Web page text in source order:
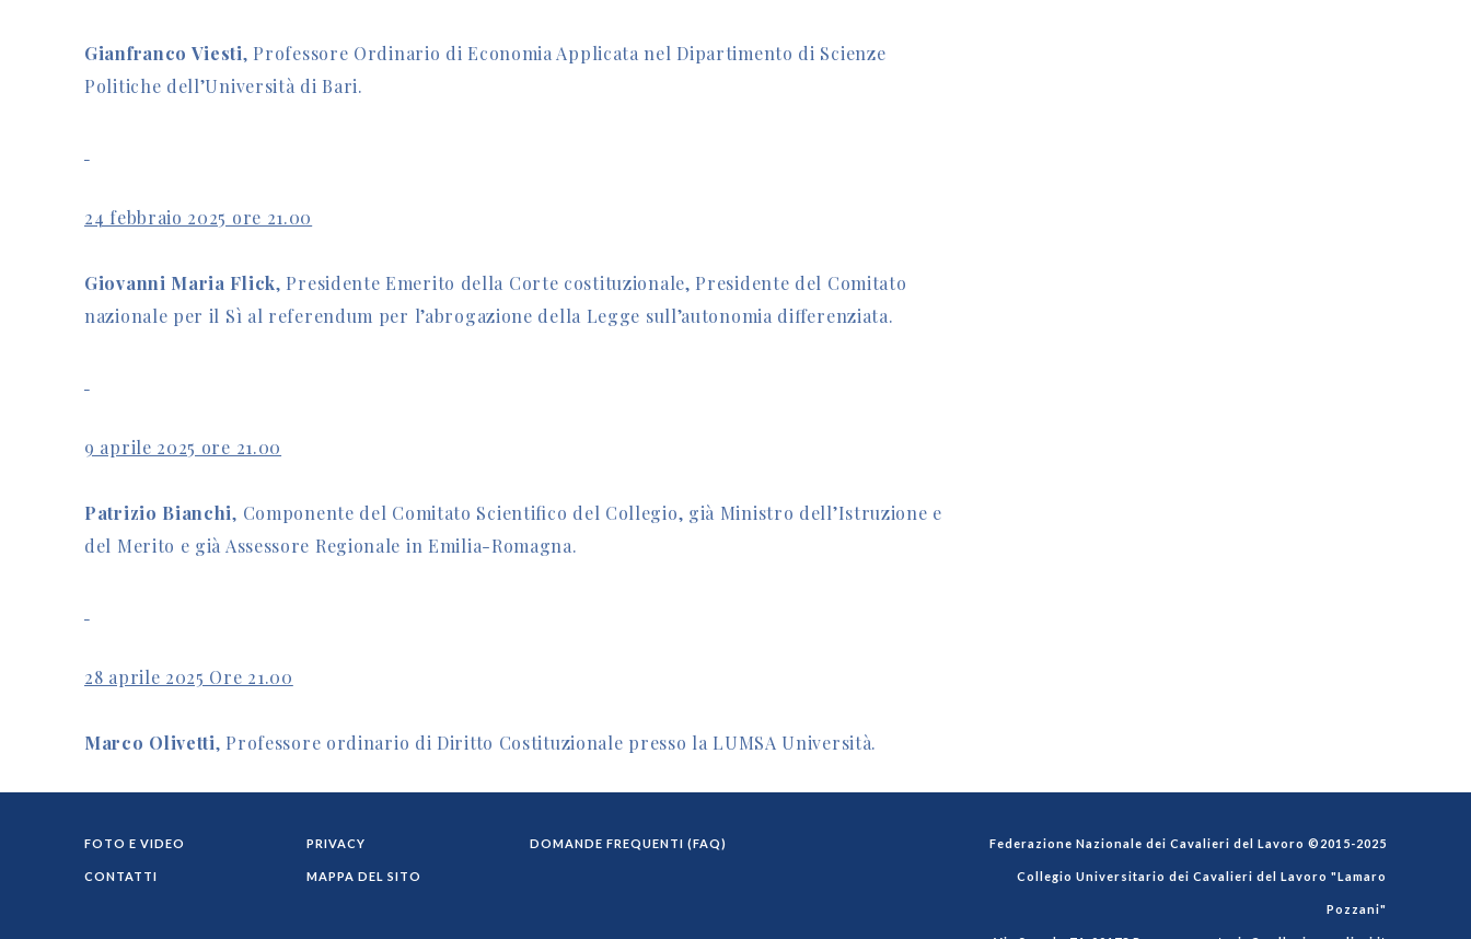
Gianfranco Viesti, Professore Ordinario di Economia Applicata nel Dipartimento di Scienze
Politiche dell’Università di Bari.
24 febbraio 2025 ore 21.00
Giovanni Maria Flick, Presidente Emerito della Corte costituzionale, Presidente del Comitato
nazionale per il Sì al referendum per l’abrogazione della Legge sull’autonomia differenziata.
9 aprile 2025 ore 21.00
Patrizio Bianchi, Componente del Comitato Scientifico del Collegio, già Ministro dell’Istruzione e
del Merito e già Assessore Regionale in Emilia-Romagna.
28 aprile 2025 Ore 21.00
Marco Olivetti, Professore ordinario di Diritto Costituzionale presso la LUMSA Università.
FOTO E VIDEO
CONTATTI
PRIVACY
MAPPA DEL SITO
DOMANDE FREQUENTI (FAQ) Federazione Nazionale dei Cavalieri del Lavoro ©2015-2025
Collegio Universitario dei Cavalieri del Lavoro "Lamaro
Pozzani"